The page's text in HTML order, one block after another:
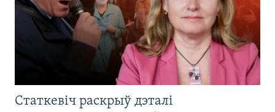
Статкевіч раскрыў дэталі